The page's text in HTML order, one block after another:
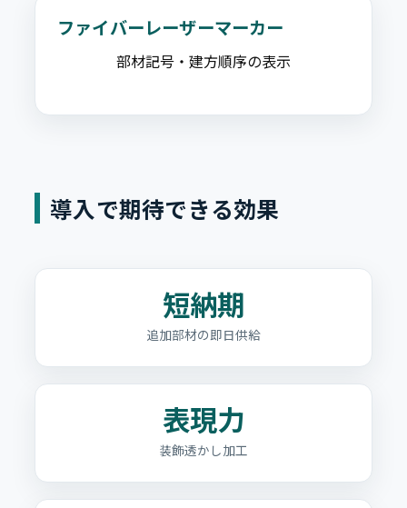
ファイバーレーザーマーカー
部材記号・建方順序の表示
導入で期待できる効果
短納期
追加部材の即日供給
表現力
装飾透かし加工